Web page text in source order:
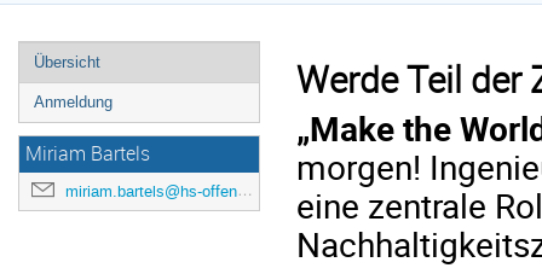
Übersicht
Anmeldung
Miriam Bartels
miriam.bartels@hs-offenburg.de
Werde Teil
„Make the
morgen!
eine zentrale